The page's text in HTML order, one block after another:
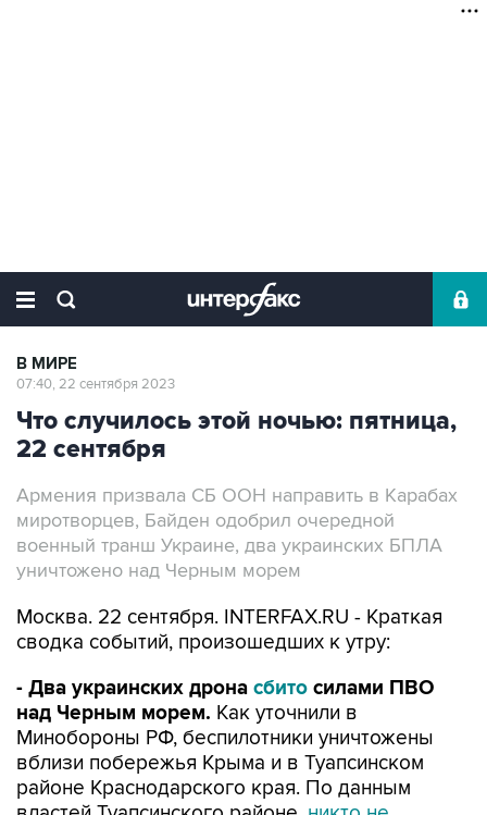
В МИРЕ
07:40, 22 сентября 2023
Что случилось этой ночью: пятница,
22 сентября
Армения призвала СБ ООН направить в Карабах
миротворцев, Байден одобрил очередной
военный транш Украине, два украинских БПЛА
уничтожено над Черным морем
Москва. 22 сентября. INTERFAX.RU - Краткая
сводка событий, произошедших к утру:
- Два украинских дрона сбито силами ПВО
над Черным морем. Как уточнили в
Минобороны РФ, беспилотники уничтожены
вблизи побережья Крыма и в Туапсинском
районе Краснодарского края. По данным